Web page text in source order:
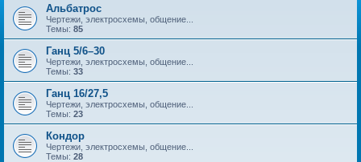
Альбатрос
Чертежи, электросхемы, общение...
Темы: 85
Ганц 5/6–30
Чертежи, электросхемы, общение...
Темы: 33
Ганц 16/27,5
Чертежи, электросхемы, общение...
Темы: 23
Кондор
Чертежи, электросхемы, общение...
Темы: 28